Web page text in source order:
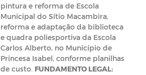
pintura e reforma de Escola
Municipal do Sítio Macambira,
reforma e adaptação da biblioteca
e quadra poliesportiva da Escola
Carlos Alberto, no Município de
Princesa Isabel, conforme planilhas
de custo. FUNDAMENTO LEGAL: